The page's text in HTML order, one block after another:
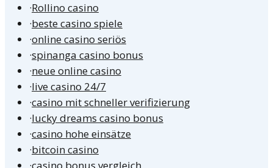
·Rollino casino
·beste casino spiele
·online casino seriös
·spinanga casino bonus
·neue online casino
·live casino 24/7
·casino mit schneller verifizierung
·lucky dreams casino bonus
·casino hohe einsätze
·bitcoin casino